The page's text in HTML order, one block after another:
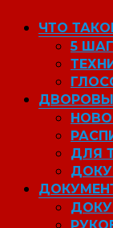
ЧТО
5
ДЛЯ